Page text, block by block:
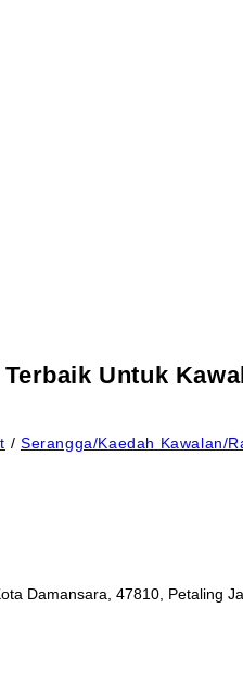
Untuk
/ Serangga/Kaedah Kawalan/
Damansara, 47810, Petaling